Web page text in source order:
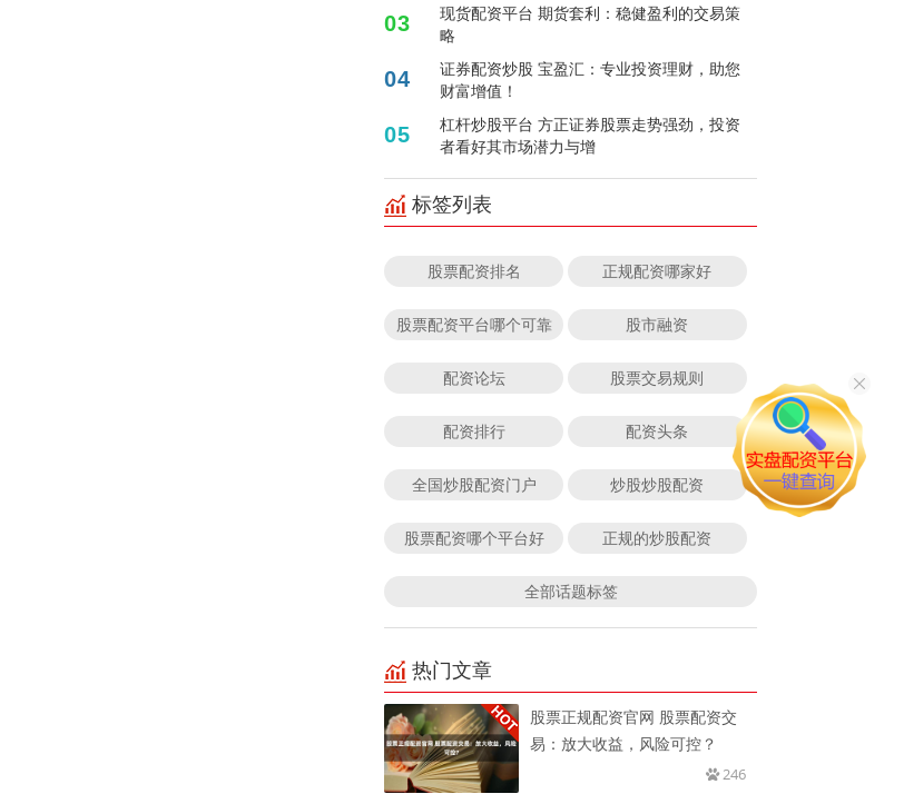
03
现货配资平台 期货套利：稳健盈利的交易策
略
04
证券配资炒股 宝盈汇：专业投资理财，助您
财富增值！
05
杠杆炒股平台 方正证券股票走势强劲，投资
者看好其市场潜力与增
标签列表
股票配资排名 正规配资哪家好
股票配资平台哪个可靠 股市融资
配资论坛 股票交易规则
配资排行 配资头条
全国炒股配资门户 炒股炒股配资
股票配资哪个平台好 正规的炒股配资
全部话题标签
热门文章
股票正规配资官网 股票配资交
易：放大收益，风险可控？
246